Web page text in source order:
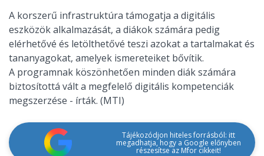
A korszerű infrastruktúra támogatja a digitális
eszközök alkalmazását, a diákok számára pedig
elérhetővé és letölthetővé teszi azokat a tartalmakat és
tananyagokat, amelyek ismereteiket bővítik.
A programnak köszönhetően minden diák számára
biztosítottá vált a megfelelő digitális kompetenciák
megszerzése - írták. (MTI)
Tájékozódjon hiteles forrásból: itt
megadhatja, hogy a Google előnyben
részesítse az Mfor cikkeit!